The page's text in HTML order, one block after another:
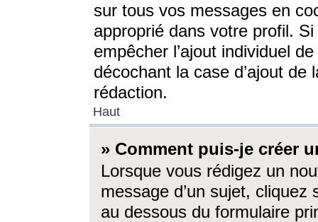
sur tous vos messages en
approprié dans votre profil.
empêcher l’ajout individuel
décochant la case d’ajout
rédaction.
Haut
» Comment puis-je créer
Lorsque vous rédigez un
message d’un sujet, cliquez
au dessous du formulaire